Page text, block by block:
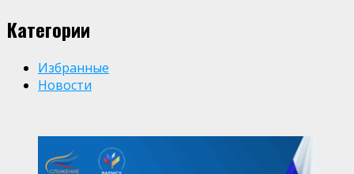
Категории
Избранные
Новости